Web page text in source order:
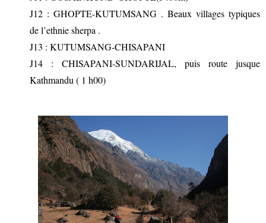
J12 : GHOPTE-KUTUMSANG . Beaux villages typiques
de l’ethnie sherpa .
J13 : KUTUMSANG-CHISAPANI
J14 : CHISAPANI-SUNDARIJAL, puis route jusque
Kathmandu ( 1 h00)